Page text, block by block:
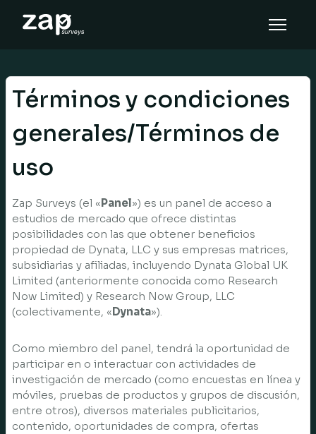
FI
Términos y condiciones
generales/Términos de
uso
Zap Surveys (el «Panel») es un panel de acceso a
estudios de mercado que ofrece distintas
posibilidades con las que obtener beneficios
propiedad de Dynata, LLC y sus empresas matrices,
subsidiarias y afiliadas, incluyendo Dynata Global UK
Limited (anteriormente conocida como Research
Now Limited) y Research Now Group, LLC
(colectivamente, «Dynata»).
Como miembro del panel, tendrá la oportunidad de
participar en o interactuar con actividades de
investigación de mercado (como encuestas en línea y
móviles, pruebas de productos y grupos de discusión,
entre otros), diversos materiales publicitarios,
contenido, oportunidades de compra, ofertas